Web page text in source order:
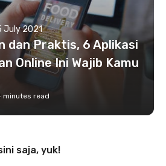
July 2021
dan Praktis, 6 Aplikasi
Online Ini Wajib Kamu
minutes read
saja, yuk!